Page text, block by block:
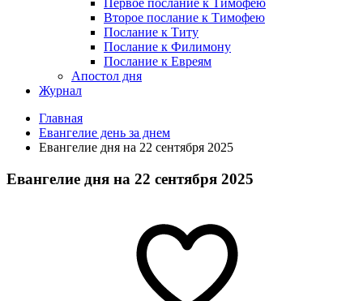
Первое послание к Тимофею
Второе послание к Тимофею
Послание к Титу
Послание к Филимону
Послание к Евреям
Апостол дня
Журнал
Главная
Евангелие день за днем
Евангелие дня на 22 сентября 2025
Евангелие дня на 22 сентября 2025